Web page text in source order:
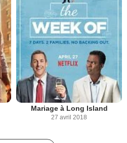
Mariage à Long Island
27 avril 2018